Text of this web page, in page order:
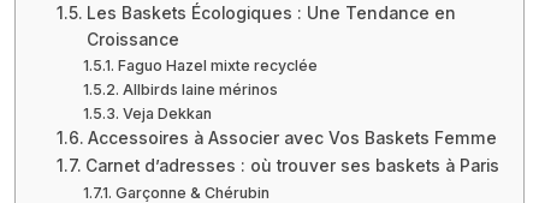
Les Baskets Écologiques : Une Tendance en
Croissance
Faguo Hazel mixte recyclée
Allbirds laine mérinos
Veja Dekkan
Accessoires à Associer avec Vos Baskets Femme
Carnet d’adresses : où trouver ses baskets à Paris
Garçonne & Chérubin